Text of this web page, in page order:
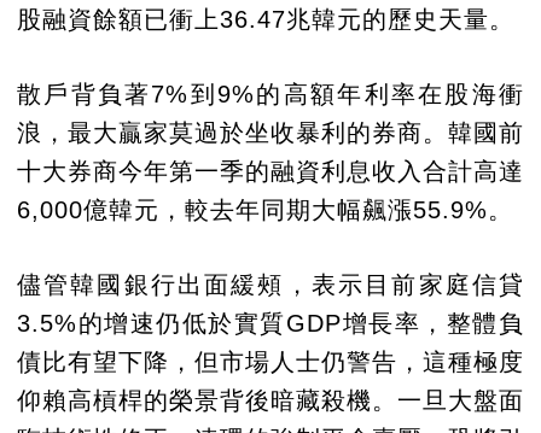
股融資餘額已衝上36.47兆韓元的歷史天量。
散戶背負著7%到9%的高額年利率在股海衝
浪，最大贏家莫過於坐收暴利的券商。韓國前
十大券商今年第一季的融資利息收入合計高達
6,000億韓元，較去年同期大幅飆漲55.9%。
儘管韓國銀行出面緩頰，表示目前家庭信貸
3.5%的增速仍低於實質GDP增長率，整體負
債比有望下降，但市場人士仍警告，這種極度
仰賴高槓桿的榮景背後暗藏殺機。一旦大盤面